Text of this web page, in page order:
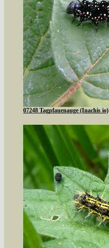
07248 Tagpfauenauge (Inachis io)